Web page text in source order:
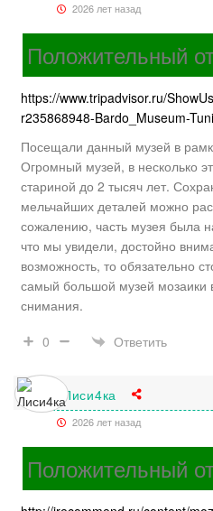
2026 лет назад
Положительный
https://www.tripadvisor.ru/
r235868948-Bardo_Museum-
Посещали данный музей в
Огромный музей, в несколько
стариной до 2 тысяч лет.
мельчайших деталей можно
сожалению, часть музея была
что мы увидели, достойно
возможность, то обязательно
самый большой музей мозаики
снимания.
0
Ответить
Лиси4ка
2026 лет назад
Положительный